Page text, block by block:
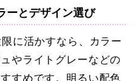
ーとデザイン選び
に活かすなら、カラー
やライトグレーなどの
すめです。明るい配色